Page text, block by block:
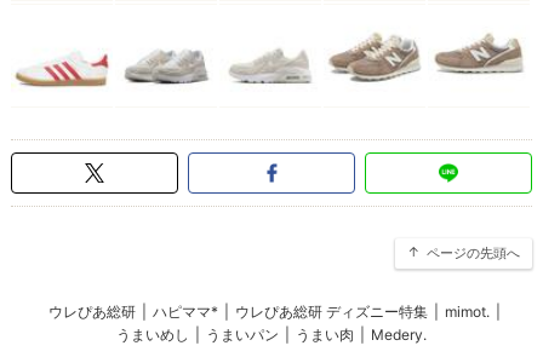
ページの先頭へ
ウレぴあ総研 ハピママ* ウレぴあ総研 ディズニー特集 mimot.
うまいめし
うまいパン うまい肉 Medery.